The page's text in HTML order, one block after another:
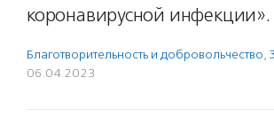
коронавирусной инфекции».
Благотвори­тель­ность и доброволь­чест­во,
06.04.2023